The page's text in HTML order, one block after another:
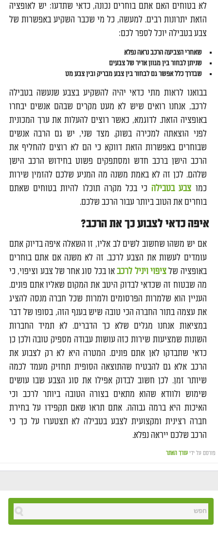
לא בטוחים האם אתם בוחרים נכונה, כדאי שתדעו: יש לאופציה
הזאת יתרונות רבים. למעשה, כל מי שכבר השקיע באפשרות של
צבע בטבילה יוכל לספר לכם:
שאחרי הצביעה הרכב נראה נפלא
שניתן לבחור בין מגוון אדיר של צבעים
שבדרך כלל אפשר גם לבחור בין צבע מבריק ובין צבע מט
בבואנו לראות מתי כדאי יהיה להשקיע בצבע שנעשה בטבילה
לרכב, אנחנו רואים שיש לא מעט מקרים שבהם אנשים יבחרו
באופציה הזאת. לדוגמא, כאשר רוצים להעלות את ערך המכונית
לפני הוצאתה למכירה בשוק. מצד שני, יש גם הרבה אנשים
שבוחרים באפשרות הזאת דווקא כי הם לא רוצים להחליף את
הרכב הישן ברכב חדש ומסתפקים פשוט בחידוש הרכב הישן
שלהם. לכן זה לא באמת משנה מה המניע שלכם להזמין שירות
כמו צבע בטבילה כי בכל מקרה תוכלו להיות בטוחים שאתם
בוחרים את הטוב ביותר עבור הרכב שלכם.
איפה כדאי לצבוע כך את הרכב?
אם יש משהו שחשוב לשים לב אליו, זו השאלה איפה בדיוק אתם
עומדים לעשות את הצבע לרכב. זה לא משנה אם אתם בוחרים
באופציה שלציפוי ויניל לרכבאו בכל סוג אחר של צבע וציפוי, כי
מה שבטוח זה שכדאי לבדוק היטב את המקום שאליו אתם פונים.
העניין הוא שלמרות הפרסומים ולמרות שכל חברה מנסה להציג
את עצמה בתור החברה הכי טובה שיש בענף הזה, בסופו של דבר
במציאות אנחנו מגלים שלא כך הדברים. לא תמיד החברות
השונות שמציעות שירות כזה עושות עבודה מספיק טובה ולכן כן
כדאי שתבדקו לאן אתם פונים. המטרה היא לא רק לצבוע את
הרכב אלא גם להבטיח שהתוצאה הסופית תחזיק מעמד לכמה
שיותר זמן. לכן חשוב לבדוק אפילו את סוג הצבע שבו עושים
שימוש ולוודא שהוא מתאים בצורה הטובה ביותר לרכב וכי
האיכות היא ברמה גבוהה. אתם תראו שאם תקפידו על בחירת
חברה רצינית ומקצועית לצבע בטבילה לא תצטערו על כך כי
הרכב שלכם ייראה נפלא.
פורסם על ידי עורך האתר